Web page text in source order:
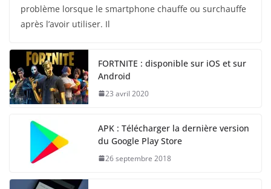
problème lorsque le smartphone chauffe ou surchauffe
après l’avoir utiliser. Il
FORTNITE : disponible sur iOS et sur
Android
23 avril 2020
APK : Télécharger la dernière version
du Google Play Store
26 septembre 2018